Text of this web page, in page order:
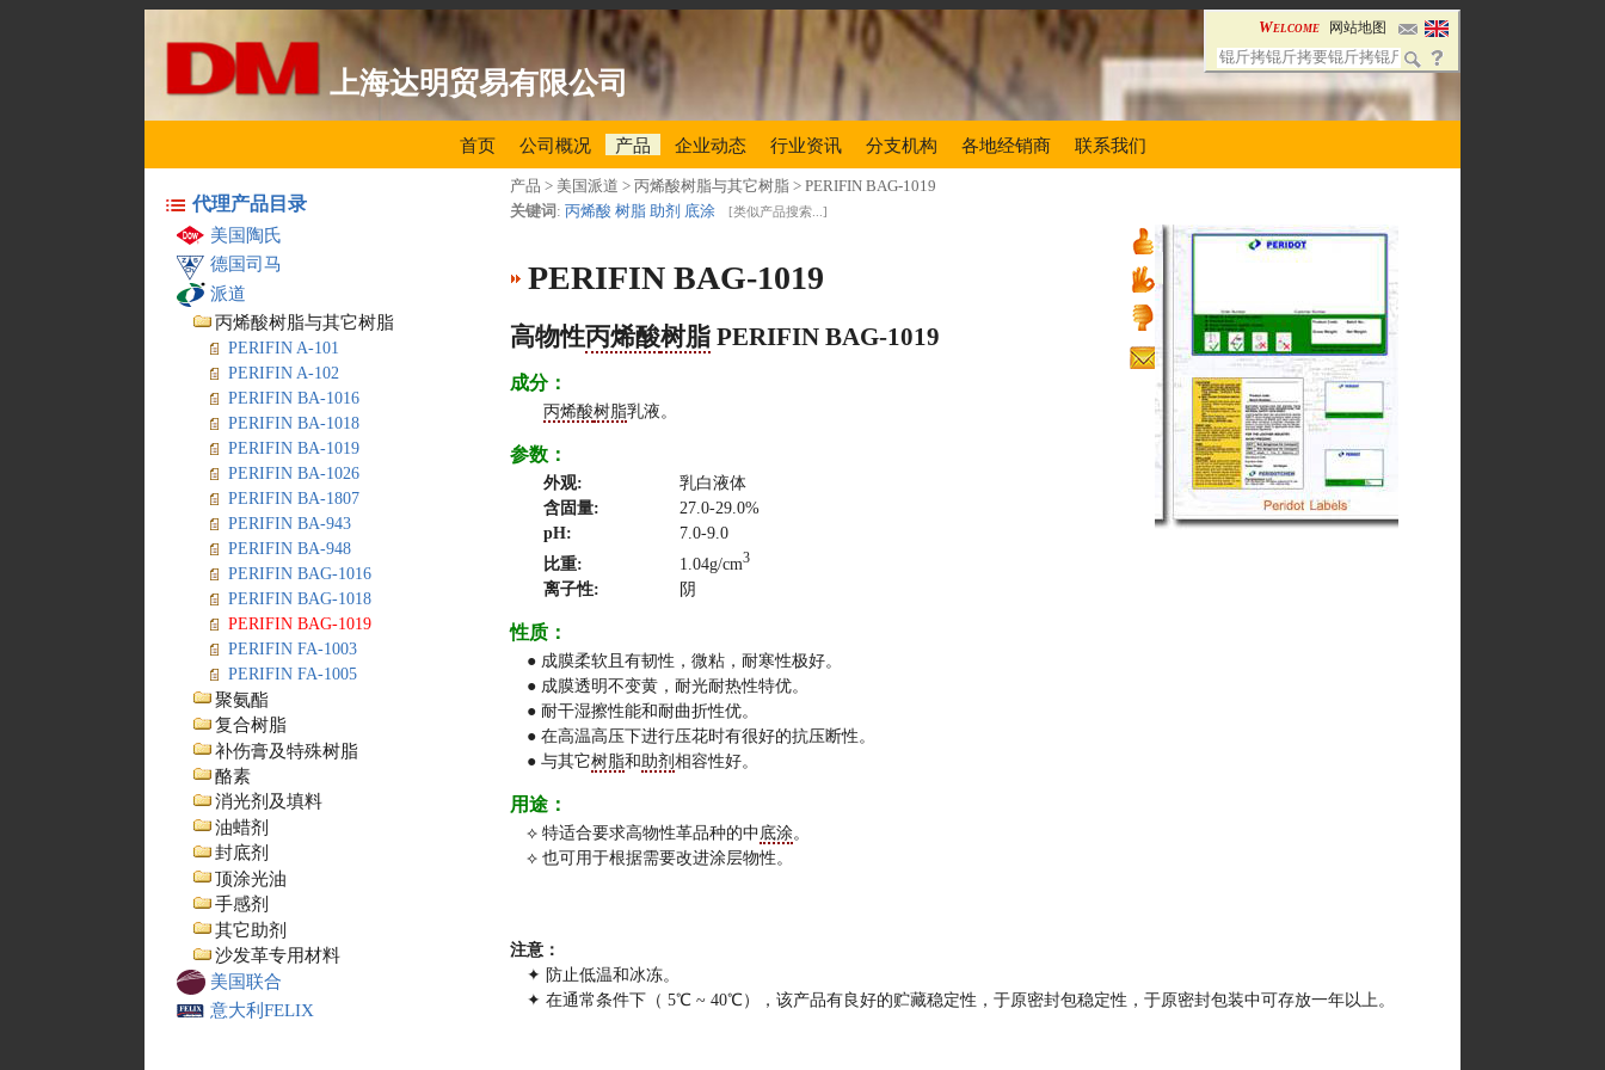
上海达明贸易有限公司
Welcome 网站地图
首页 公司概况 产品 企业动态 行业资讯 分支机构 各地经销商 联系我们
代理产品目录
美国陶氏
德国司马
派道
丙烯酸树脂与其它树脂
PERIFIN A-101
PERIFIN A-102
PERIFIN BA-1016
PERIFIN BA-1018
PERIFIN BA-1019
PERIFIN BA-1026
PERIFIN BA-1807
PERIFIN BA-943
PERIFIN BA-948
PERIFIN BAG-1016
PERIFIN BAG-1018
PERIFIN BAG-1019
PERIFIN FA-1003
PERIFIN FA-1005
聚氨酯
复合树脂
补伤膏及特殊树脂
酪素
消光剂及填料
油蜡剂
封底剂
顶涂光油
手感剂
其它助剂
沙发革专用材料
美国联合
意大利FELIX
产品 > 美国派道 > 丙烯酸树脂与其它树脂 >PERIFIN BAG-1019
关键词 :丙烯酸 树脂 助剂 底涂 [类似产品搜索... ]
PERIFIN BAG-1019
高物性丙烯酸树脂 PERIFIN BAG-1019
成分：
丙烯酸树脂乳液。
参数：
外观:
乳白液体
含固量:
27.0-29.0%
pH:
7.0-9.0
比重:
1.04g/cm3
离子性: 阴
性质：
● 成膜柔软且有韧性，微粘，耐寒性极好。
● 成膜透明不变黄，耐光耐热性特优。
● 耐干湿擦性能和耐曲折性优。
● 在高温高压下进行压花时有很好的抗压断性。
● 与其它树脂和助剂相容性好。
用途：
⟡ 特适合要求高物性革品种的中 底涂。
⟡ 也可用于根据需要改进涂层物性。
注意：
✦ 防止低温和冰冻。
✦ 在通常条件下（ 5℃ ~ 40℃），该产品有良好的贮藏稳定性，于原密封包稳定性，于原密封包装中可存放一年以上。